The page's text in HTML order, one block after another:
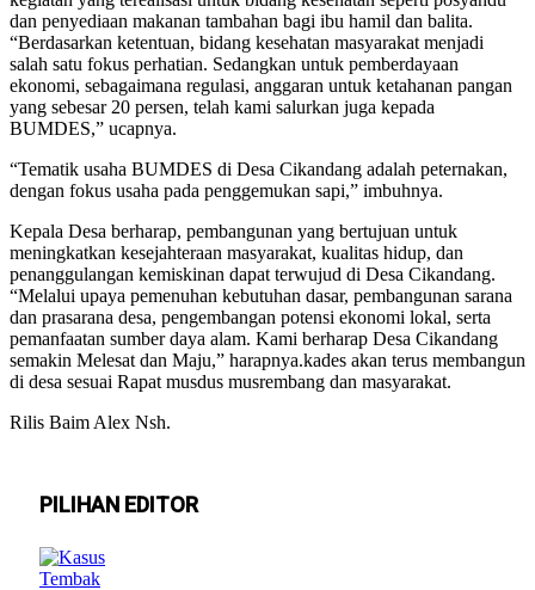
dan penyediaan makanan tambahan bagi ibu hamil dan balita.
“Berdasarkan ketentuan, bidang kesehatan masyarakat menjadi
salah satu fokus perhatian. Sedangkan untuk pemberdayaan
ekonomi, sebagaimana regulasi, anggaran untuk ketahanan pangan
yang sebesar 20 persen, telah kami salurkan juga kepada
BUMDES,” ucapnya.
“Tematik usaha BUMDES di Desa Cikandang adalah peternakan,
dengan fokus usaha pada penggemukan sapi,” imbuhnya.
Kepala Desa berharap, pembangunan yang bertujuan untuk
meningkatkan kesejahteraan masyarakat, kualitas hidup, dan
penanggulangan kemiskinan dapat terwujud di Desa Cikandang.
“Melalui upaya pemenuhan kebutuhan dasar, pembangunan sarana
dan prasarana desa, pengembangan potensi ekonomi lokal, serta
pemanfaatan sumber daya alam. Kami berharap Desa Cikandang
semakin Melesat dan Maju,” harapnya.kades akan terus membangun
di desa sesuai Rapat musdus musrembang dan masyarakat.
Rilis Baim Alex Nsh.
PILIHAN EDITOR